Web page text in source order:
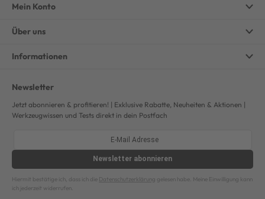
Mein Konto
Über uns
Informationen
Newsletter
Jetzt abonnieren & profitieren! | Exklusive Rabatte, Neuheiten & Aktionen |
Werkzeugwissen und Tests direkt in dein Postfach
Newsletter abonnieren
Hiermit bestätige ich, dass ich die Datenschutzerklärung gelesen habe. Meine Einwilligung kann
ich jederzeit widerrufen.